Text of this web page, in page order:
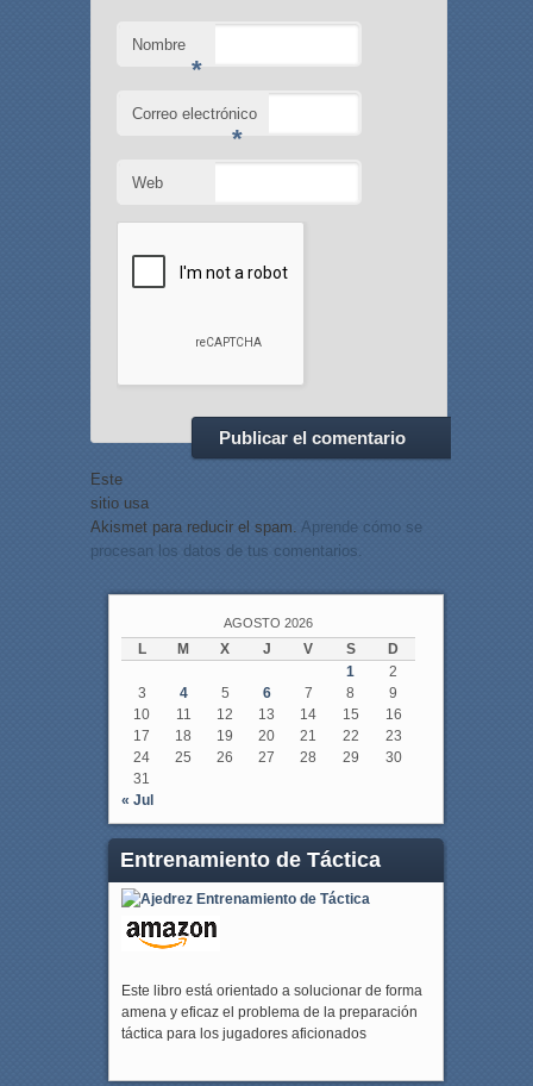
Nombre
*
Correo electrónico
*
Web
Este
sitio usa
Akismet para reducir el spam. Aprende cómo se
procesan los datos de tus comentarios.
AGOSTO 2026
L M X J V S
D
1
2
3
4 5 6 7 8
9
10
11 12 13 14 15
16
17
18 19 20 21 22
23
24
25 26 27 28 29
30
31
« Jul
Entrenamiento de Táctica
Este libro está orientado a solucionar de forma
amena y eficaz el problema de la preparación
táctica para los jugadores aficionados